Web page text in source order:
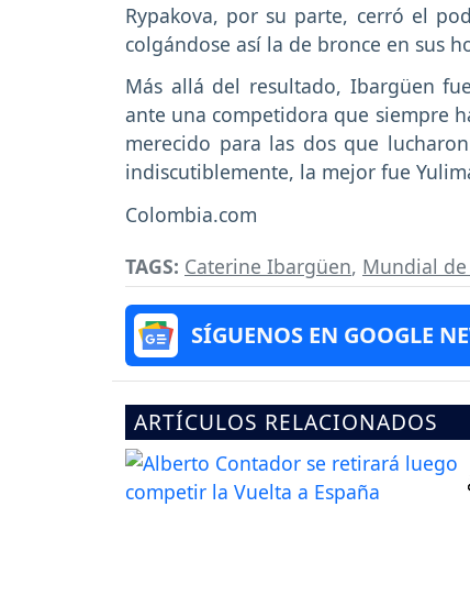
Rypakova, por su parte, cerró el
colgándose así la de bronce en sus
Más allá del resultado, Ibargüen
ante una competidora que siempre
merecido para las dos que
indiscutiblemente, la mejor fue
Colombia.com
TAGS: Caterine Ibargüen, Mundial
SÍGUENOS EN GOOGLE
ARTÍCULOS RELACIONADOS